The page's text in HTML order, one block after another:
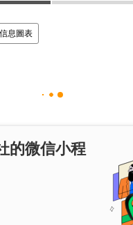
信息圖表
的微信小程